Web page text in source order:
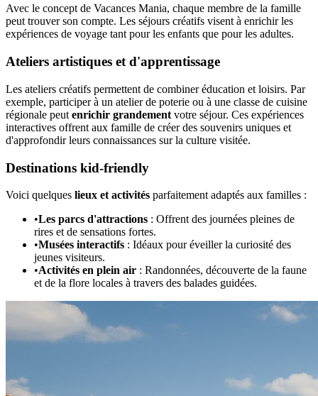
Avec le concept de Vacances Mania, chaque membre de la famille
peut trouver son compte. Les séjours créatifs visent à enrichir les
expériences de voyage tant pour les enfants que pour les adultes.
Ateliers artistiques et d'apprentissage
Les ateliers créatifs permettent de combiner éducation et loisirs. Par
exemple, participer à un atelier de poterie ou à une classe de cuisine
régionale peut enrichir grandement votre séjour. Ces expériences
interactives offrent aux famille de créer des souvenirs uniques et
d'approfondir leurs connaissances sur la culture visitée.
Destinations kid-friendly
Voici quelques lieux et activités parfaitement adaptés aux familles :
•Les parcs d'attractions : Offrent des journées pleines de
rires et de sensations fortes.
•Musées interactifs : Idéaux pour éveiller la curiosité des
jeunes visiteurs.
•Activités en plein air : Randonnées, découverte de la faune
et de la flore locales à travers des balades guidées.